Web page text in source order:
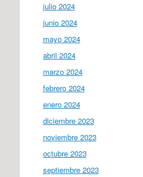
julio 2024
junio 2024
mayo 2024
abril 2024
marzo 2024
febrero 2024
enero 2024
diciembre 2023
noviembre 2023
octubre 2023
septiembre 2023